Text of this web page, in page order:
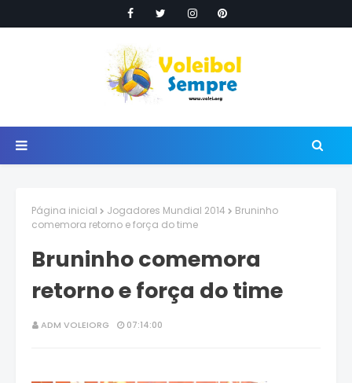
Página inicial Jogadores Mundial 2014
Bruninho
comemora retorno e força do time
Bruninho comemora
retorno e força do time
ADM VOLEIORG 07:14:00